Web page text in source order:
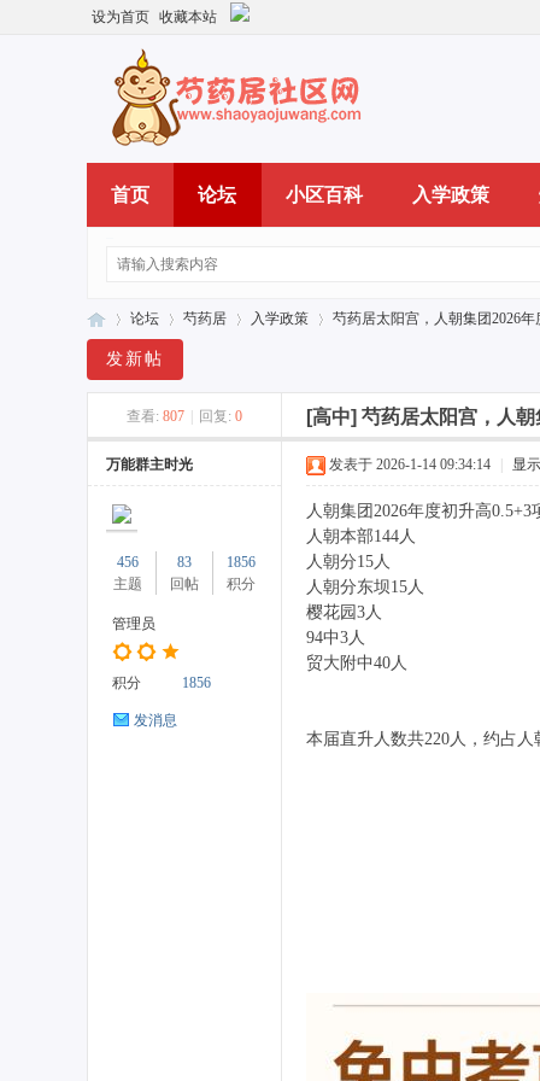
设为首页 收藏本站
首页 论坛 小区百科 入学政策
论坛
›
芍药居
›
入学政策
›
芍药居太阳宫，人朝集团2026
发新帖
查看: 807 回复: 0 [高中] 芍药居太阳宫，人
万能群主时光
456
主题
83
回帖
1856
积分
管理员
积分 1856
发消息
发表于 2026-1-14 09:34:14 显
人朝集团2026年度初升高
人朝本部144人
人朝分15人
人朝分东坝15人
樱花园3人
94中3人
贸大附中40人
本届直升人数共220人，约占